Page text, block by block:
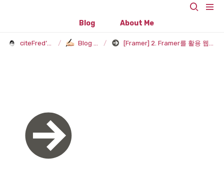
Blog About Me
/ /